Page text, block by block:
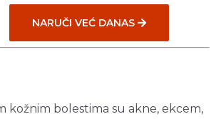
NARUČI VEĆ DANAS
kožnim bolestima su akne, ekcem,